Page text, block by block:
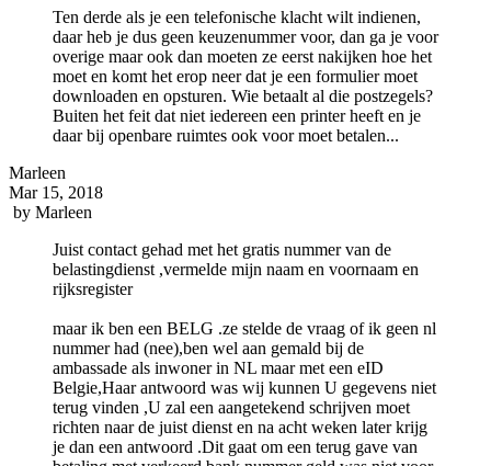
Ten derde als je een telefonische klacht wilt indienen,
daar heb je dus geen keuzenummer voor, dan ga je voor
overige maar ook dan moeten ze eerst nakijken hoe het
moet en komt het erop neer dat je een formulier moet
downloaden en opsturen. Wie betaalt al die postzegels?
Buiten het feit dat niet iedereen een printer heeft en je
daar bij openbare ruimtes ook voor moet betalen...
Marleen
Mar 15, 2018
by Marleen
Juist contact gehad met het gratis nummer van de
belastingdienst ,vermelde mijn naam en voornaam en
rijksregister
maar ik ben een BELG .ze stelde de vraag of ik geen nl
nummer had (nee),ben wel aan gemald bij de
ambassade als inwoner in NL maar met een eID
Belgie,Haar antwoord was wij kunnen U gegevens niet
terug vinden ,U zal een aangetekend schrijven moet
richten naar de juist dienst en na acht weken later krijg
je dan een antwoord .Dit gaat om een terug gave van